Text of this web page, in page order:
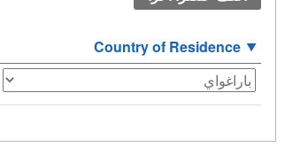
Country of Residence